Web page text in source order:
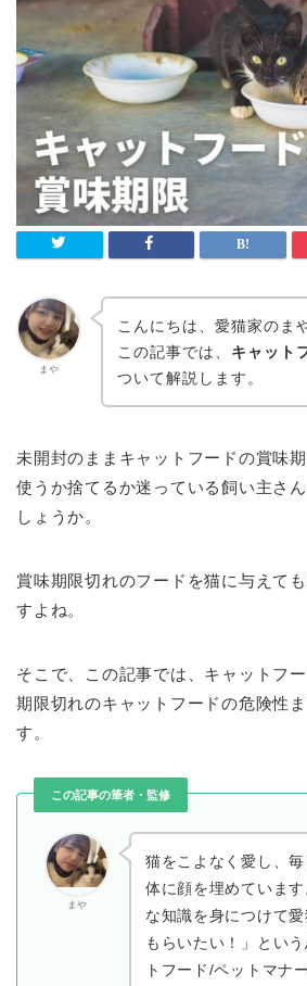
まや
こんにちは、愛猫家のま
この記事では、 キャット
ついて解説します。
未開封のままキャットフードの賞味
使うか捨てるか迷っている飼い主さ
しょうか。
賞味期限切れのフードを猫に与えて
すよね。
そこで、この記事では、キャットフ
期限切れのキャットフードの危険性
す。
この記事の筆者・監修
まや
猫をこよなく愛し、
体に顔を埋めていま
な知識を身につけて
もらいたい！」とい
トフード/ペットマナ